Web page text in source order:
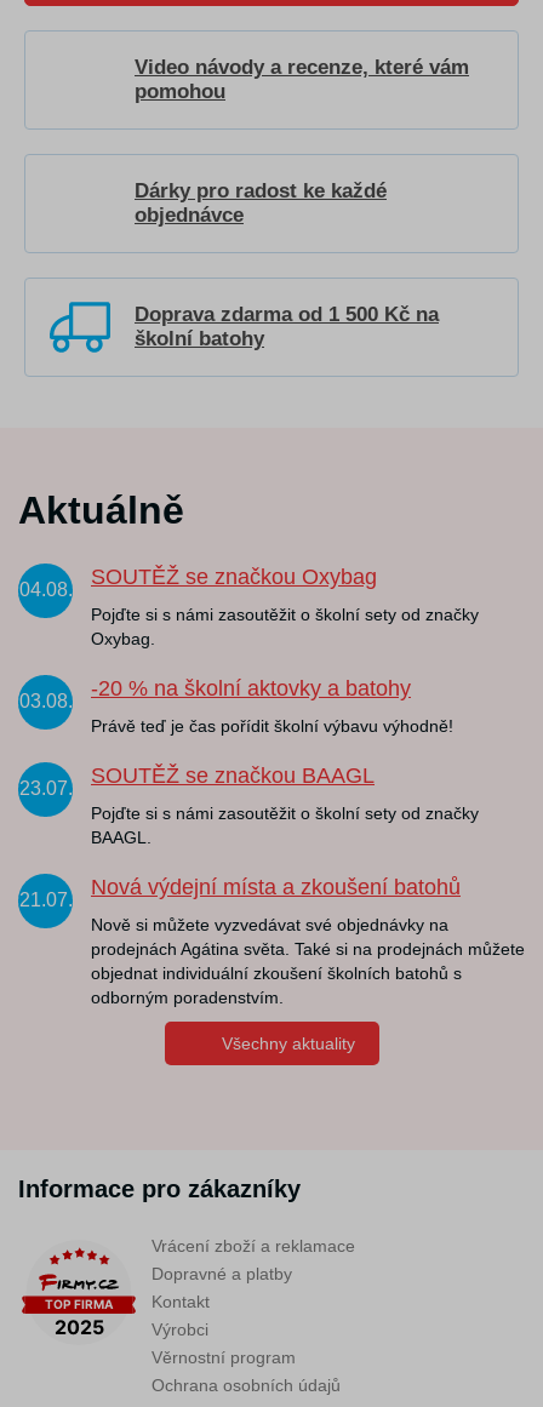
Video návody a recenze, které vám
pomohou
Dárky pro radost ke každé
objednávce
Doprava zdarma od 1 500 Kč na
školní batohy
Aktuálně
04.08.
SOUTĚŽ se značkou Oxybag
Pojďte si s námi zasoutěžit o školní sety od značky
Oxybag.
03.08.
-20 % na školní aktovky a batohy
Právě teď je čas pořídit školní výbavu výhodně!
23.07.
SOUTĚŽ se značkou BAAGL
Pojďte si s námi zasoutěžit o školní sety od značky
BAAGL.
21.07.
Nová výdejní místa a zkoušení batohů
Nově si můžete vyzvedávat své objednávky na
prodejnách Agátina světa. Také si na prodejnách můžete
objednat individuální zkoušení školních batohů s
odborným poradenstvím.
Všechny aktuality
Informace pro zákazníky
Vrácení zboží a reklamace
Dopravné a platby
Kontakt
Výrobci
Věrnostní program
Ochrana osobních údajů